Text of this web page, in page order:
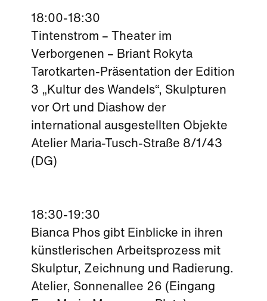
18:00-18:30
Tintenstrom – Theater im
Verborgenen – Briant Rokyta
Tarotkarten-Präsentation der Edition
3 „Kultur des Wandels“, Skulpturen
vor Ort und Diashow der
international ausgestellten Objekte
Atelier Maria-Tusch-Straße 8/1/43
(DG)
18:30-19:30
Bianca Phos gibt Einblicke in ihren
künstlerischen Arbeitsprozess mit
Skulptur, Zeichnung und Radierung.
Atelier, Sonnenallee 26 (Eingang